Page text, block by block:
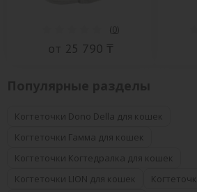
(0)
от 25 790 ₸
Когтеточки Dono Della для кошек
Когтеточки Гамма для кошек
Когтеточки Когтедралка для кошек
Когтеточки LION для кошек